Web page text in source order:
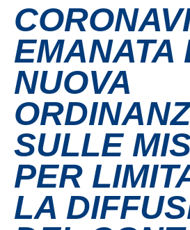
Eventi
Archivio
Contatti
Grandi eventi
Ospedale Virtuale
MotoRare
EMANATA
NUOVA
SULLE
PER
LA